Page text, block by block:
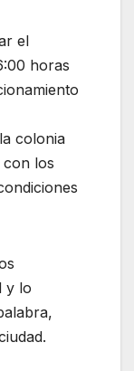
el
horas
colonia
con los
y lo